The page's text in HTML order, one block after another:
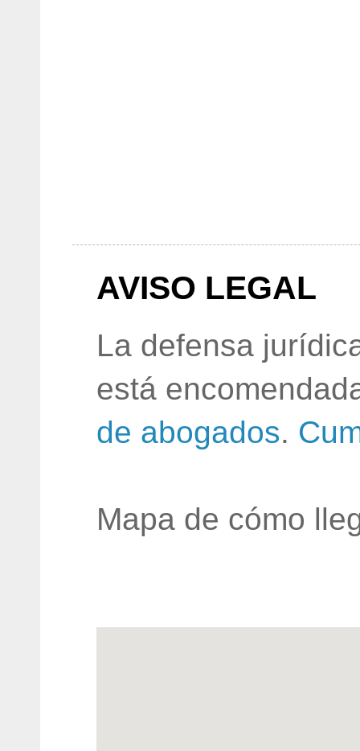
AVISO LEGAL
La defensa
está
de abogados.
Mapa de cómo